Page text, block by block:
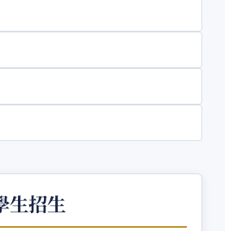
生招生